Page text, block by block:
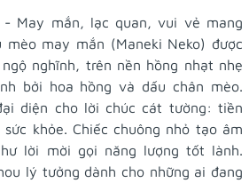
May mắn, lạc quan, vui vẻ mang
mèo may mắn (Maneki Neko) được
nghĩnh, trên nền hồng nhạt nhẹ
bởi hoa hồng và dấu chân mèo.
diện cho lời chúc cát tường: tiền
khỏe. Chiếc chuông nhỏ tạo âm
lời mời gọi năng lượng tốt lành.
lý tưởng dành cho những ai đang